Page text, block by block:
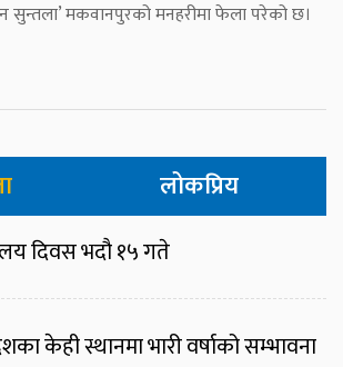
सुन्तला’ मकवानपुरको मनहरीमा फेला परेको छ।
लोकप्रिय
दिवस भदौ १५ गते
केही स्थानमा भारी वर्षाको सम्भावना